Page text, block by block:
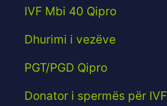
IVF Mbi 40 Qipro
Dhurimi i vezëve
PGT/PGD Qipro
Donator i spermës për IVF